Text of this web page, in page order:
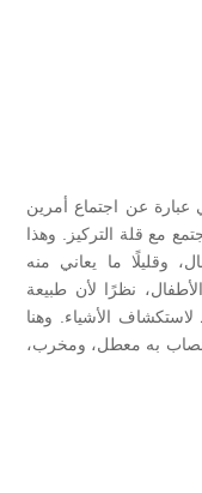
عبارة عن اجتماع أمرين
مع قلة التركيز. وهذا
وقليلًا ما يعاني منه
نظرًا لأن طبيعة
الأشياء. وهنا
به معطل، ومخرب،